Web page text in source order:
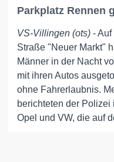
Parkplatz Rennen
VS-Villingen (ots) -
Straße "Neuer Markt"
Männer in der Nacht
mit ihren Autos
ohne Fahrerlaubnis.
berichteten der
Opel und VW, die auf